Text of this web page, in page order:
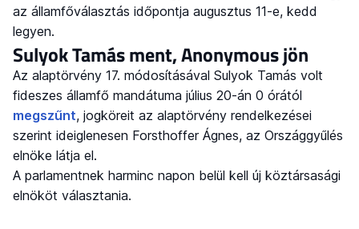
az államfőválasztás időpontja augusztus 11-e, kedd
legyen.
Sulyok Tamás ment, Anonymous jön
Az alaptörvény 17. módosításával Sulyok Tamás volt
fideszes államfő mandátuma július 20-án 0 órától
megszűnt, jogköreit az alaptörvény rendelkezései
szerint ideiglenesen Forsthoffer Ágnes, az Országgyűlés
elnöke látja el.
A parlamentnek harminc napon belül kell új köztársasági
elnököt választania.